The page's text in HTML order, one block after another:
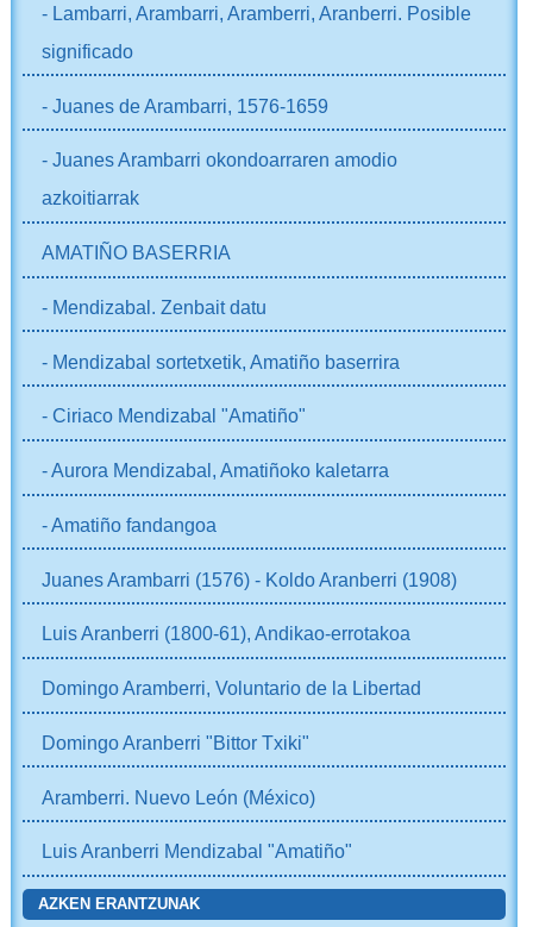
- Lambarri, Arambarri, Aramberri, Aranberri. Posible
significado
- Juanes de Arambarri, 1576-1659
- Juanes Arambarri okondoarraren amodio
azkoitiarrak
AMATIÑO BASERRIA
- Mendizabal. Zenbait datu
- Mendizabal sortetxetik, Amatiño baserrira
- Ciriaco Mendizabal "Amatiño"
- Aurora Mendizabal, Amatiñoko kaletarra
- Amatiño fandangoa
Juanes Arambarri (1576) - Koldo Aranberri (1908)
Luis Aranberri (1800-61), Andikao-errotakoa
Domingo Aramberri, Voluntario de la Libertad
Domingo Aranberri "Bittor Txiki"
Aramberri. Nuevo León (México)
Luis Aranberri Mendizabal "Amatiño"
AZKEN ERANTZUNAK